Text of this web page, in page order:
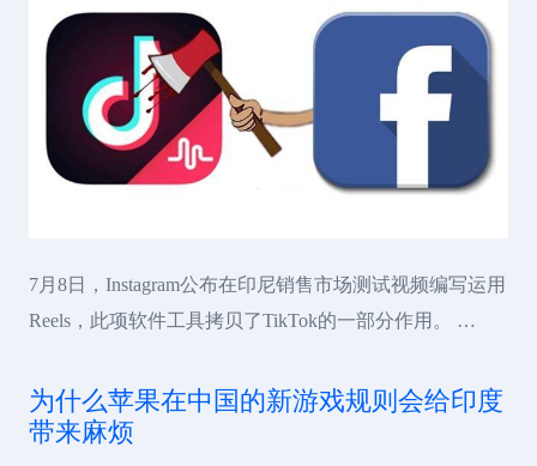
7月8日，Instagram公布在印尼销售市场测试视频编写运用
Reels，此项软件工具拷贝了TikTok的一部分作用。 …
为什么苹果在中国的新游戏规则会给印度
带来麻烦